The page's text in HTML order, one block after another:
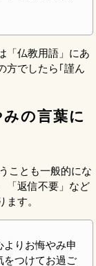
「仏教用語」にあ
方でしたら｢謹ん
の言葉に
ことも一般的にな
「返信不要」など
す。
よりお悔やみ申
をつけてお過ご